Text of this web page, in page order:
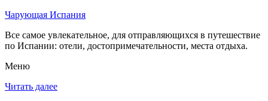
Чарующая Испания
Все самое увлекательное, для отправляющихся в путешествие
по Испании: отели, достопримечательности, места отдыха.
Меню
Читать далее